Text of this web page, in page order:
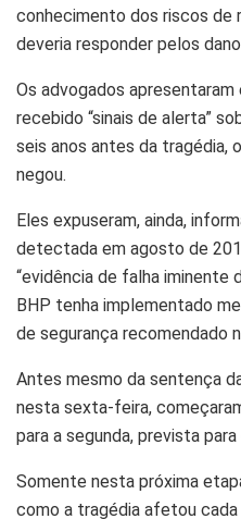
conhecimento dos riscos de
deveria responder pelos
Os advogados
recebido “sinais de alerta”
seis anos antes da tragédia,
negou.
Eles expuseram, ainda,
detectada em agosto de
“evidência de falha iminente
BHP tenha implementado
de segurança recomendado
Antes mesmo da sentença
nesta sexta-feira,
para a segunda, prevista
Somente nesta próxima
como a tragédia afetou